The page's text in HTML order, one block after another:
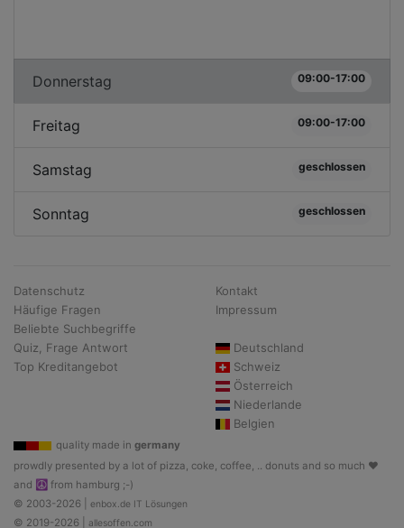
Donnerstag 09:00-17:00
Freitag 09:00-17:00
Samstag geschlossen
Sonntag geschlossen
Datenschutz
Häufige Fragen
Beliebte Suchbegriffe
Quiz, Frage Antwort
Top Kreditangebot
Kontakt
Impressum
Deutschland
Schweiz
Österreich
Niederlande
Belgien
quality made in germany
prowdly presented by a lot of pizza, coke, coffee, .. donuts and so much ♥
and ☮ from hamburg ;-)
© 2003-2026 | enbox.de IT Lösungen
© 2019-2026 | allesoffen.com